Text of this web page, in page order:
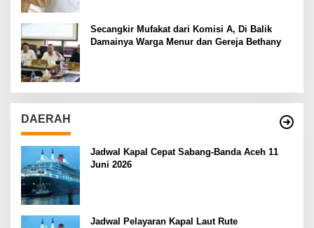
Secangkir Mufakat dari Komisi A, Di Balik
Damainya Warga Menur dan Gereja Bethany
DAERAH
Jadwal Kapal Cepat Sabang-Banda Aceh 11
Juni 2026
Jadwal Pelayaran Kapal Laut Rute